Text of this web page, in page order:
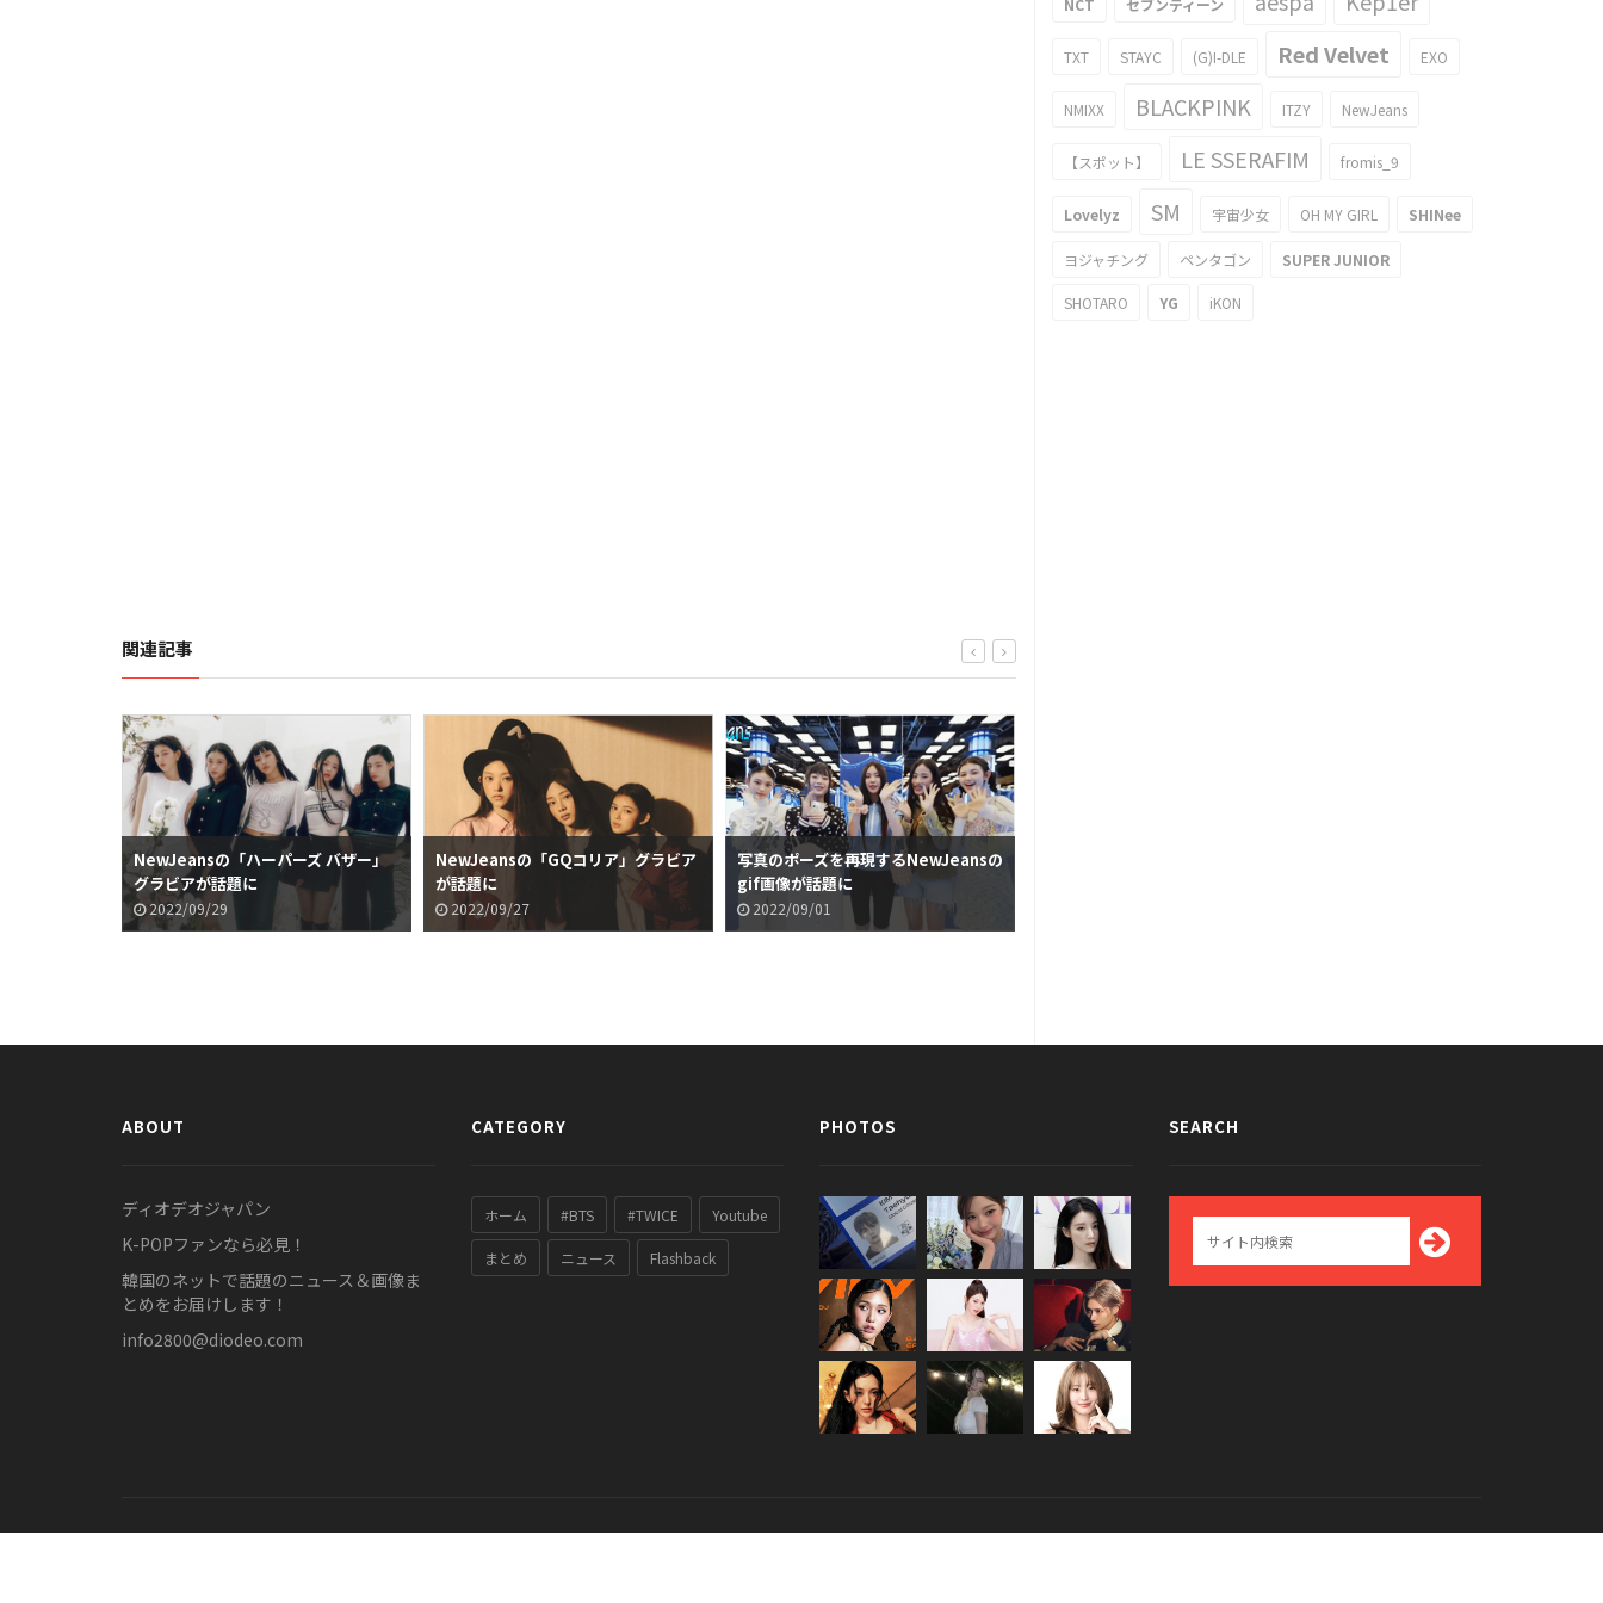
関連記事
NewJeansの「ハーパーズ バザー」
グラビアが話題に
2022/09/29
NewJeansの「GQコリア」グラビア
が話題に
2022/09/27
写真のポーズを再現するNewJeansの
gif画像が話題に
2022/09/01
NCT セブンティーン
TXT STAYC (G)I-DLE Red Velvet EXO
NMIXX BLACKPINK ITZY NewJeans
【スポット】 LE SSERAFIM fromis_9
Lovelyz SM 宇宙少女 OH MY GIRL SHINee
ヨジャチング ペンタゴン SUPER JUNIOR
SHOTARO YG iKON
ABOUT
ディオデオジャパン
K-POPファンなら必見！
韓国のネットで話題のニュース＆画像ま
とめをお届けします！
info2800@diodeo.com
CATEGORY
ホーム #BTS #TWICE Youtube
まとめ ニュース Flashback
PHOTOS SEARCH